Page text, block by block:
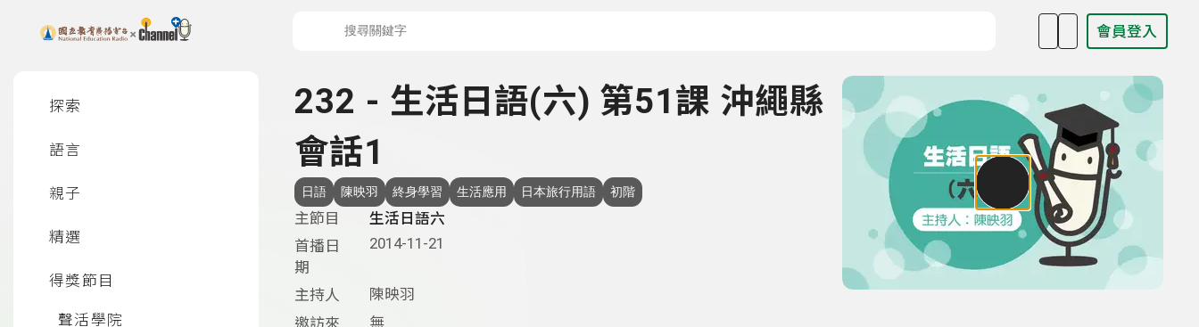
上方功能區塊 會員登入
探索
語言
親子
精選
得獎節目
聲活學院
232 - 生活日語(六) 第51課 沖繩縣
會話1
日語 陳映羽 終身學習 生活應用 日本旅行用語 初階
主節目
生活日語六
首播日
期
2014-11-21
主持人
陳映羽
邀訪來
無